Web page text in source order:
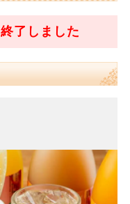
終了 しました